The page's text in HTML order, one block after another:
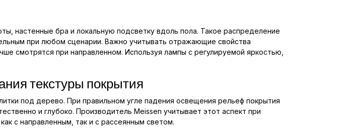
настенные бра и локальную подсветку вдоль пола. Такое распределение
при любом сценарии. Важно учитывать отражающие свойства
смотрятся при направленном. Используя лампы с регулируемой яркостью,
текстуры покрытия
под дерево. При правильном угле падения освещения рельеф покрытия
и глубоко. Производитель Meissen учитывает этот аспект при
с направленным, так и с рассеянным светом.